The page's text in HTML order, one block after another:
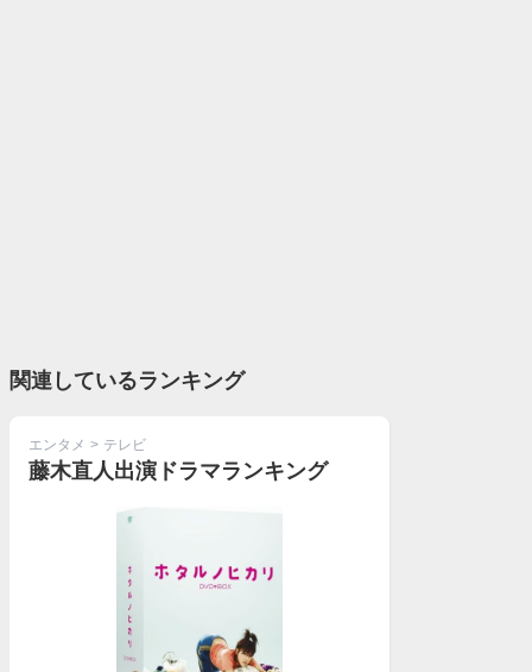
関連しているランキング
エンタメ > テレビ
藤木直人出演ドラマランキング